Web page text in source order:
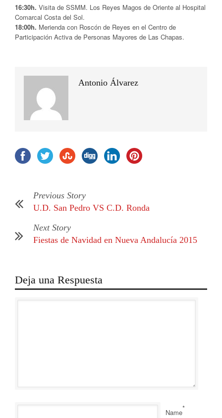
16:30h. Visita de SSMM. Los Reyes Magos de Oriente al Hospital
Comarcal Costa del Sol.
18:00h. Merienda con Roscón de Reyes en el Centro de
Participación Activa de Personas Mayores de Las Chapas.
Antonio Álvarez
Previous Story
U.D. San Pedro VS C.D. Ronda
Next Story
Fiestas de Navidad en Nueva Andalucía 2015
Deja una Respuesta
Name*